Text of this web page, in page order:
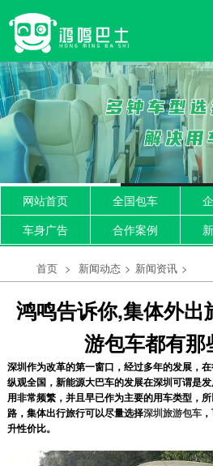
网站首页 全国包车
车身广告
合作案例
首页 > 新闻动态 > 新闻资讯 >
鸿鸣告诉你,集体外
游包车都有那
深圳作为改革的第一窗口，经过多年的发展，
纵观全国，新能源大巴车的发展在深圳可谓是
用非常频繁，并且早已作为主要的用车类型，
路，集体出行旅行可以尽量选择深圳旅游包车
升性价比。